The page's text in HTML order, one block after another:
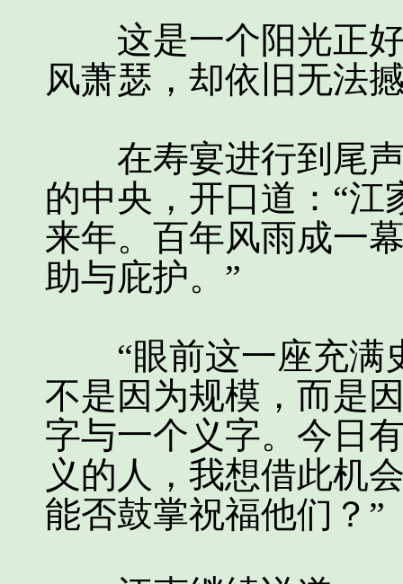
这是一个阳光正好
风萧瑟，却依旧无法
在寿宴进行到尾声
的中央，开口道：“
来年。百年风雨成一
助与庇护。”
“眼前这一座充满
不是因为规模，而是
字与一个义字。今日
义的人，我想借此机
能否鼓掌祝福他们？”